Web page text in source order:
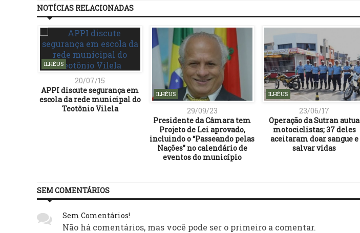
NOTÍCIAS RELACIONADAS
ILHÉUS
20/07/15
APPI discute segurança em
escola da rede municipal do
Teotônio Vilela‏
ILHÉUS
29/09/23
Presidente da Câmara tem
Projeto de Lei aprovado,
incluindo o “Passeando pelas
Nações” no calendário de
eventos do município
ILHÉUS
23/06/17
Operação da Sutran autua
motociclistas; 37 deles
aceitaram doar sangue e
salvar vidas
SEM COMENTÁRIOS
Sem Comentários!
Não há comentários, mas você pode ser o primeiro a comentar.